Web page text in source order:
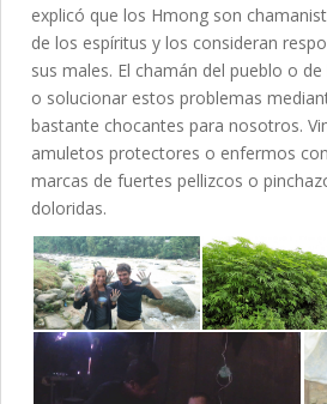
explicó que los Hmong son
de los espíritus y los consideran
sus males. El chamán del pueblo o
o solucionar estos problemas
bastante chocantes para nosotros.
amuletos protectores o enfermos
marcas de fuertes pellizcos o
doloridas.